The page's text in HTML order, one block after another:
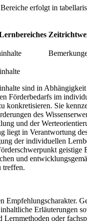
erfolgt in
sind in
Förderbedarfs im
konkretisieren. Sie
des
und der
liegt in Verantwortung
der individuellen
geistige
und
treffen.
Empfehlungscharakter.
Erläuterungen
Lernmethoden oder